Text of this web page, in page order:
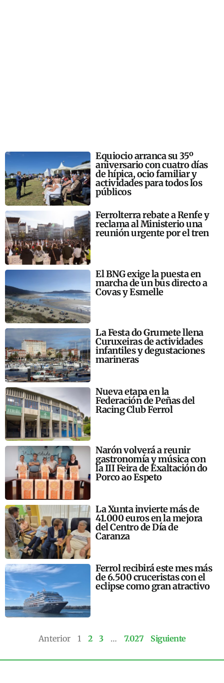
Equiocio arranca su 35º
aniversario con cuatro días
de hípica, ocio familiar y
actividades para todos los
públicos
Ferrolterra rebate a Renfe y
reclama al Ministerio una
reunión urgente por el tren
El BNG exige la puesta en
marcha de un bus directo a
Covas y Esmelle
La Festa do Grumete llena
Curuxeiras de actividades
infantiles y degustaciones
marineras
Nueva etapa en la
Federación de Peñas del
Racing Club Ferrol
Narón volverá a reunir
gastronomía y música con
la III Feira de Exaltación do
Porco ao Espeto
La Xunta invierte más de
41.000 euros en la mejora
del Centro de Día de
Caranza
Ferrol recibirá este mes más
de 6.500 cruceristas con el
eclipse como gran atractivo
Anterior 1 2 3 … 7.027 Siguiente